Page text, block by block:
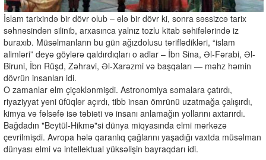
İslam tarixində bir dövr olub – elə bir dövr ki, sonra səssizcə tarix
səhnəsindən silinib, arxasınca yalnız tozlu kitab səhifələrində iz
buraxıb. Müsəlmanların bu gün ağızdolusu təriflədikləri, “islam
alimləri” deyə göylərə qaldırdıqları o adlar – İbn Sina, Əl-Fərabi, Əl-
Biruni, İbn Rüşd, Zəhravi, Əl-Xarəzmi və başqaları — məhz həmin
dövrün insanları idi.
O zamanlar elm çiçəklənmişdi. Astronomiya səmalara çatırdı,
riyaziyyat yeni üfüqlər açırdı, tibb insan ömrünü uzatmağa çalışırdı,
kimya və fəlsəfə isə təbiəti və insanı anlamağın yollarını axtarırdı.
Bağdadın "Beytül-Hikmə"si dünya miqyasında elmi mərkəzə
çevrilmişdi. Avropa hələ qaranlıq çağlarını yaşadığı vaxtda müsəlman
dünyası elmi və intellektual yüksəlişin bayraqdarı idi.